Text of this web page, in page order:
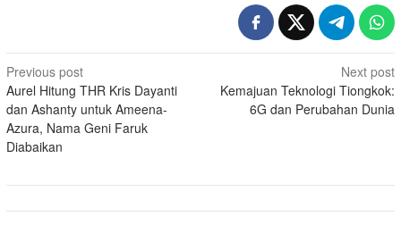
Post
navigation
Previous post
Aurel Hitung THR Kris Dayanti
dan Ashanty untuk Ameena-
Azura, Nama Geni Faruk
Diabaikan
Next post
Kemajuan Teknologi Tiongkok:
6G dan Perubahan Dunia